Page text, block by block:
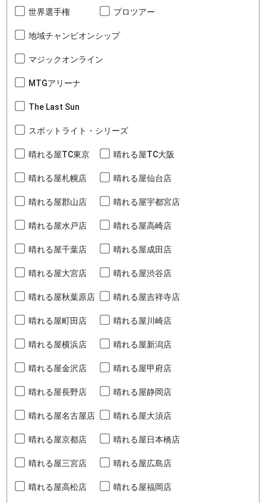
世界選手権 プロツアー
地域チャンピオンシップ
マジックオンライン
MTGアリーナ
The Last Sun
スポットライト・シリーズ
晴れる屋TC東京 晴れる屋TC大阪
晴れる屋札幌店 晴れる屋仙台店
晴れる屋郡山店 晴れる屋宇都宮店
晴れる屋水戸店 晴れる屋高崎店
晴れる屋千葉店 晴れる屋成田店
晴れる屋大宮店 晴れる屋渋谷店
晴れる屋秋葉原店 晴れる屋吉祥寺店
晴れる屋町田店 晴れる屋川崎店
晴れる屋横浜店 晴れる屋新潟店
晴れる屋金沢店 晴れる屋甲府店
晴れる屋長野店 晴れる屋静岡店
晴れる屋名古屋店 晴れる屋大須店
晴れる屋京都店 晴れる屋日本橋店
晴れる屋三宮店 晴れる屋広島店
晴れる屋高松店 晴れる屋福岡店